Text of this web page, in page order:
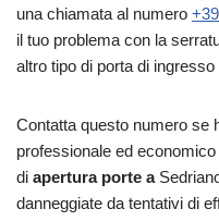
una chiamata al numero
il tuo problema con la
altro tipo di porta di
Contatta questo numero se
professionale ed
di apertura porte a
danneggiate da tentativi di